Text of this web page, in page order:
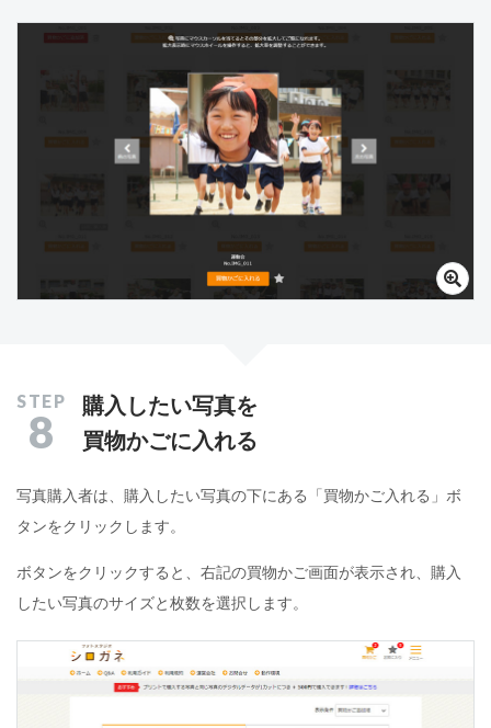
8
購入したい写真を
買物かごに入れる
写真購入者は、購入したい写真の下にある「買物かご入れる」ボ
タンをクリックします。
ボタンをクリックすると、右記の買物かご画面が表示され、購入
したい写真のサイズと枚数を選択します。